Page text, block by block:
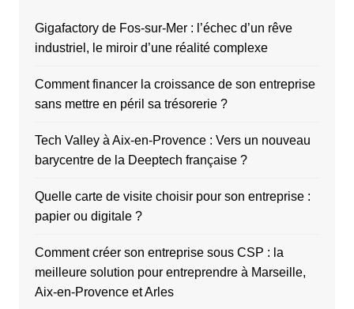
Gigafactory de Fos-sur-Mer : l’échec d’un rêve
industriel, le miroir d’une réalité complexe
Comment financer la croissance de son entreprise
sans mettre en péril sa trésorerie ?
Tech Valley à Aix-en-Provence : Vers un nouveau
barycentre de la Deeptech française ?
Quelle carte de visite choisir pour son entreprise :
papier ou digitale ?
Comment créer son entreprise sous CSP : la
meilleure solution pour entreprendre à Marseille,
Aix-en-Provence et Arles